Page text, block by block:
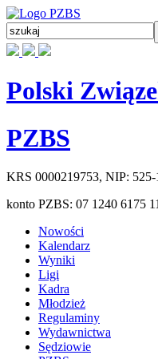
Polski
PZBS
KRS 0000219753, NIP:
konto PZBS: 07 1240 6175
Nowości
Kalendarz
Wyniki
Ligi
Kadra
Młodzież
Regulaminy
Wydawnictwa
Sędziowie